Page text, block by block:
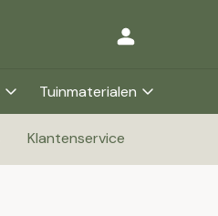
Tuinmaterialen
Klantenservice